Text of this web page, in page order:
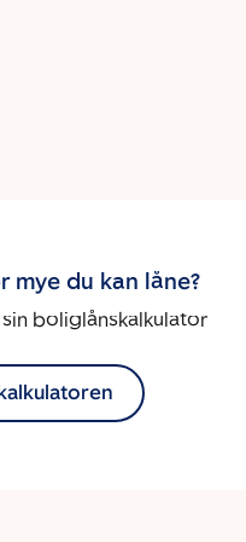
mye du kan låne?
sin boliglånskalkulator